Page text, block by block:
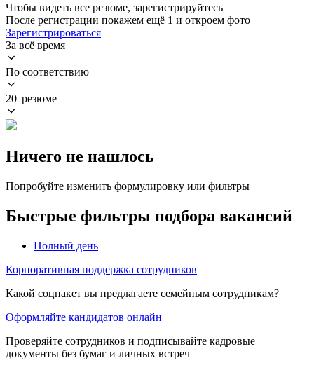
Чтобы видеть все резюме, зарегистрируйтесь
После регистрации покажем ещё 1 и откроем фото
Зарегистрироваться
За всё время
По соответствию
20 резюме
Ничего не нашлось
Попробуйте изменить формулировку или фильтры
Быстрые фильтры подбора вакансий
Полный день
Корпоративная поддержка сотрудников
Какой соцпакет вы предлагаете семейным сотрудникам?
Оформляйте кандидатов онлайн
Проверяйте сотрудников и подписывайте кадровые
документы без бумаг и личных встреч